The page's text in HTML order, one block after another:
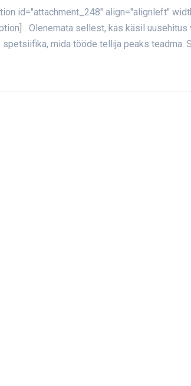
id="attachment_248" align="alignleft"
Olenemata sellest, kas käsil uusehitus
spetsiifika, mida tööde tellija peaks teadma.